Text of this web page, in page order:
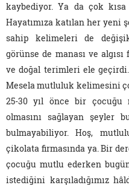
kaybediyor. Ya da çok kısa
Hayatımıza katılan her yeni
sahip kelimeleri de
görünse de manası ve
ve doğal terimleri ele
Mesela mutluluk kelimesini
25-30 yıl önce bir
olmasını sağlayan şeyler
bulmayabiliyor. Hoş,
çikolata firmasında ya. Bir
çocuğu mutlu ederken
istediğini karşıladığımız